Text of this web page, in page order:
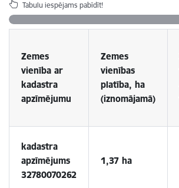
Tabulu iespējams pabīdīt!
Zemes
vienība ar
kadastra
apzīmējumu
Zemes
vienības
platība, ha
(iznomājamā)
kadastra
apzīmējums
32780070262
1,37 ha